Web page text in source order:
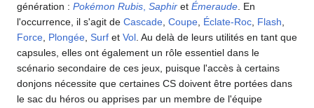
génération : Pokémon Rubis, Saphir et Émeraude. En
l'occurrence, il s'agit de Cascade, Coupe, Éclate-Roc, Flash,
Force, Plongée, Surf et Vol. Au delà de leurs utilités en tant que
capsules, elles ont également un rôle essentiel dans le
scénario secondaire de ces jeux, puisque l'accès à certains
donjons nécessite que certaines CS doivent être portées dans
le sac du héros ou apprises par un membre de l'équipe